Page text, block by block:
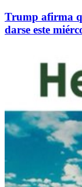
Trump afirma
darse este